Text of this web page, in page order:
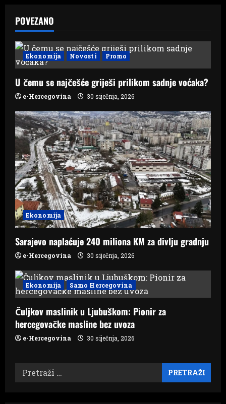
a
v
i
g
a
t
i
o
n
POVEZANO
Ekonomija Novosti Promo
U čemu se najčešće griješi prilikom sadnje voćaka?
e-Hercegovina 30 siječnja, 2026
Ekonomija
Sarajevo naplaćuje 240 miliona KM za divlju gradnju
e-Hercegovina 30 siječnja, 2026
Ekonomija Samo Hercegovina
Čuljkov maslinik u Ljubuškom: Pionir za
hercegovačke masline bez uvoza
e-Hercegovina 30 siječnja, 2026
Pretraži: